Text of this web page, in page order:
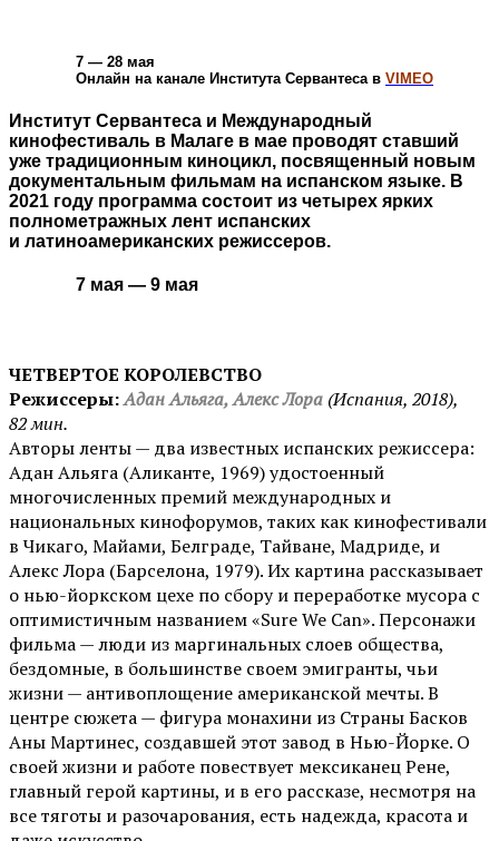
7 — 28 мая
Онлайн на канале Института Сервантеса в VIMEO
Институт Сервантеса и Международный
кинофестиваль в Малаге в мае проводят ставший
уже традиционным киноцикл, посвященный новым
документальным фильмам на испанском языке. В
2021 году программа состоит из четырех ярких
полнометражных лент испанских
и латиноамериканских режиссеров.
7 мая — 9 мая
ЧЕТВЕРТОЕ КОРОЛЕВСТВО
Режиссеры:Адан Альяга, Алекс Лора (Испания, 2018),
82 мин.
Авторы ленты — два известных испанских режиссера:
Адан Альяга (Аликанте, 1969) удостоенный
многочисленных премий международных и
национальных кинофорумов, таких как кинофестивали
в Чикаго, Майами, Белграде, Тайване, Мадриде, и
Алекс Лора (Барселона, 1979). Их картина рассказывает
о нью-йоркском цехе по сбору и переработке мусора с
оптимистичным названием «Sure We Can». Персонажи
фильма — люди из маргинальных слоев общества,
бездомные, в большинстве своем эмигранты, чьи
жизни — антивоплощение американской мечты. В
центре сюжета — фигура монахини из Страны Басков
Аны Мартинес, создавшей этот завод в Нью-Йорке. О
своей жизни и работе повествует мексиканец Рене,
главный герой картины, и в его рассказе, несмотря на
все тяготы и разочарования, есть надежда, красота и